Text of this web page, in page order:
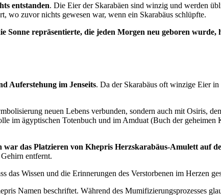
entstanden. Die Eier der Skarabäen sind winzig und werden
wo zuvor nichts gewesen war, wenn ein Skarabäus schlüpfte.
Sonne repräsentierte, die jeden Morgen neu geboren wurde,
Auferstehung im Jenseits. Da der Skarabäus oft winzige Eier
neuen Lebens verbunden, sondern auch mit Osiris,
im ägyptischen Totenbuch und im Amduat (Buch der
das Platzieren von Khepris Herzskarabäus-Amulett auf
entfernt.
Wissen und die Erinnerungen des Verstorbenen im Herzen
Namen beschriftet. Während des Mumifizierungsprozesses